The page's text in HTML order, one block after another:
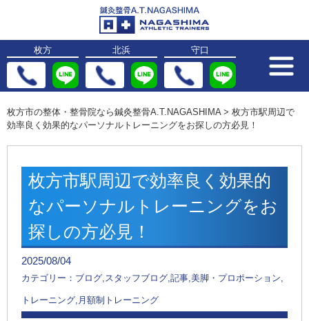
枚方 北浜 守口
枚方市の整体・整骨院なら鍼灸整骨A.T.NAGASHIMA> 枚方市駅周辺で
効率良く効果的なパーソナルトレーニングをお探しの方必見！
枚方市駅周辺で効率良く効果的
なパーソナルトレーニングをお
探しの方必見！
2025/08/04
カテゴリー：ブログ,スタッフブログ,記事,美脚・プロポーション,
トレーニング,月額制トレーニング